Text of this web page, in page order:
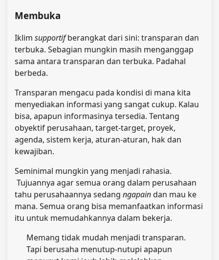
Membuka
Iklim supportifberangkat dari sini: transparan dan
terbuka. Sebagian mungkin masih menganggap
sama antara transparan dan terbuka. Padahal
berbeda.
Transparan mengacu pada kondisi di mana kita
menyediakan informasi yang sangat cukup. Kalau
bisa, apapun informasinya tersedia. Tentang
obyektif perusahaan, target-target, proyek,
agenda, sistem kerja, aturan-aturan, hak dan
kewajiban.
Seminimal mungkin yang menjadi rahasia.
Tujuannya agar semua orang dalam perusahaan
tahu perusahaannya sedang ngapaindan mau ke
mana. Semua orang bisa memanfaatkan informasi
itu untuk memudahkannya dalam bekerja.
Memang tidak mudah menjadi transparan.
Tapi berusaha menutup-nutupi apapun